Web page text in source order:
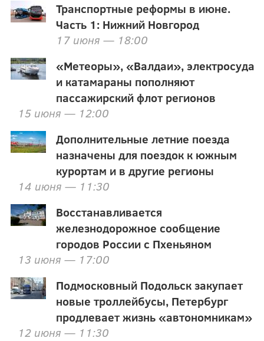
Транспортные реформы в июне.
Часть 1: Нижний Новгород
17 июня — 18:00
«Метеоры», «Валдаи», электросуда
и катамараны пополняют
пассажирский флот регионов
15 июня — 12:00
Дополнительные летние поезда
назначены для поездок к южным
курортам и в другие регионы
14 июня — 11:30
Восстанавливается
железнодорожное сообщение
городов России с Пхеньяном
13 июня — 17:00
Подмосковный Подольск закупает
новые троллейбусы, Петербург
продлевает жизнь «автономникам»
12 июня — 11:30